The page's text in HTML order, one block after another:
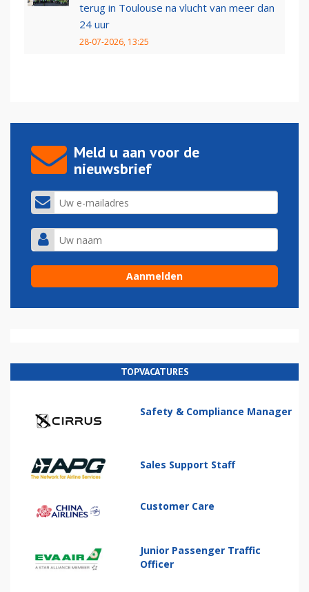
terug in Toulouse na vlucht van meer dan
24 uur
28-07-2026, 13:25
Meld u aan voor de
nieuwsbrief
TOPVACATURES
Safety & Compliance Manager
Sales Support Staff
Customer Care
Junior Passenger Traffic
Officer